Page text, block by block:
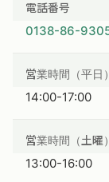
電話番号
0138-86-
営業時間（平日）
14:00-17:00
営業時間（土曜）
13:00-16:00